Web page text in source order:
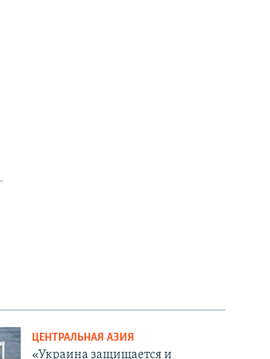
ЦЕНТРАЛЬНАЯ АЗИЯ
«Украина защищается и